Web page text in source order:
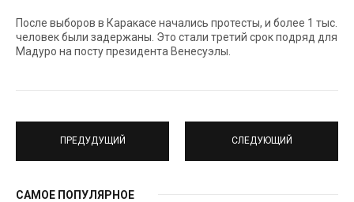
После выборов в Каракасе начались протесты, и более 1 тыс.
человек были задержаны. Это стали третий срок подряд для
Мадуро на посту президента Венесуэлы.
ПРЕДУДУЩИЙ СЛЕДУЮЩИЙ
САМОЕ ПОПУЛЯРНОЕ